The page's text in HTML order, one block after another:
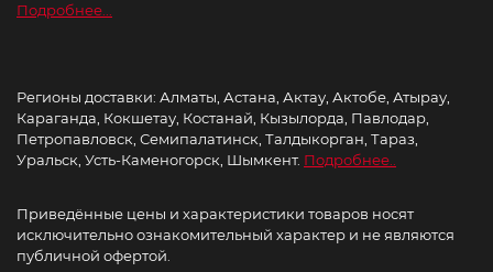
Подробнее...
Регионы доставки: Алматы, Астана, Актау, Актобе, Атырау,
Караганда, Кокшетау, Костанай, Кызылорда, Павлодар,
Петропавловск, Семипалатинск, Талдыкорган, Тараз,
Уральск, Усть-Каменогорск, Шымкент. Подробнее..
Приведённые цены и характеристики товаров носят
исключительно ознакомительный характер и не являются
публичной офертой.